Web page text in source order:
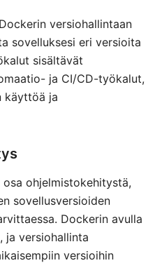
versiohallintaan
sovelluksesi eri versioita
sisältävät
ja CI/CD-työkalut,
käyttöä ja
ohjelmistokehitystä,
sovellusversioiden
Dockerin avulla
ja versiohallinta
versioihin